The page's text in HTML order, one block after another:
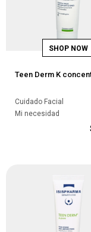
Teen Derm K
Cuidado Facial
Mi necesidad